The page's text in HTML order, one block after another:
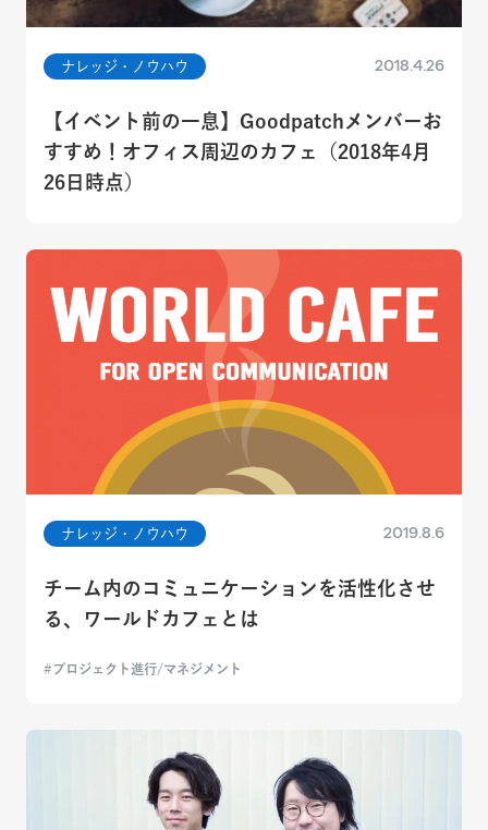
ナレッジ・ノウハウ 2018.4.26
【イベント前の一息】Goodpatchメンバーお
すすめ！オフィス周辺のカフェ（2018年4月
26日時点）
ナレッジ・ノウハウ 2019.8.6
チーム内のコミュニケーションを活性化させ
る、ワールドカフェとは
プロジェクト進行/マネジメント